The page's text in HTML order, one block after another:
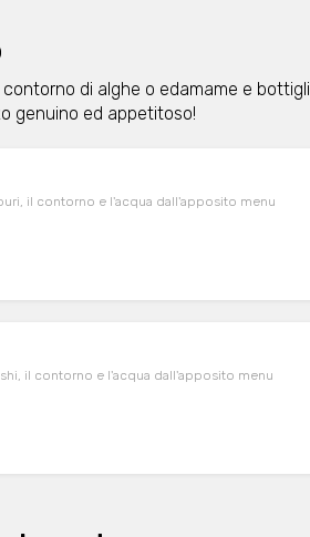
contorno di alghe o edamame e
genuino ed appetitoso!
il contorno e l'acqua dall'apposito menu
il contorno e l'acqua dall'apposito menu